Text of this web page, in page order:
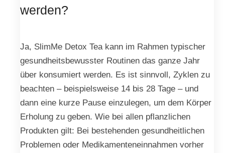
werden?
Ja, SlimMe Detox Tea kann im Rahmen typischer
gesundheitsbewusster Routinen das ganze Jahr
über konsumiert werden. Es ist sinnvoll, Zyklen zu
beachten – beispielsweise 14 bis 28 Tage – und
dann eine kurze Pause einzulegen, um dem Körper
Erholung zu geben. Wie bei allen pflanzlichen
Produkten gilt: Bei bestehenden gesundheitlichen
Problemen oder Medikamenteneinnahmen vorher